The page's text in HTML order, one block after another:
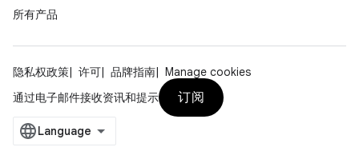
所有产品
隐私权政策 许可 品牌指南
Manage cookies
通过电子邮件接收资讯和提示
订阅